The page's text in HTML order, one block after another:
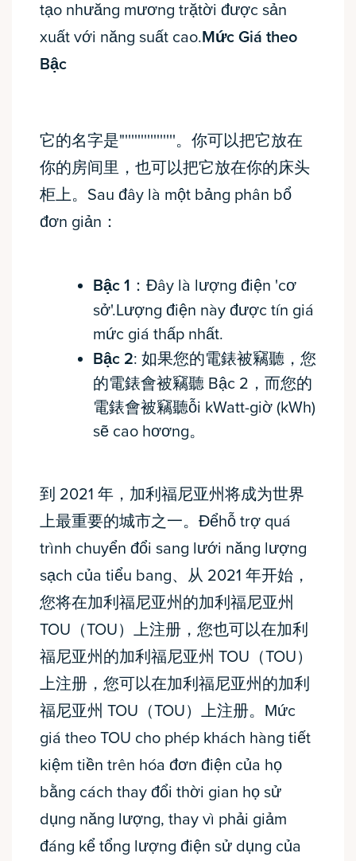
tạo nhưăng mương trặtời được sản
xuất với năng suất cao.Mức Giá theo
Bậc
它的名字是"''''''''''''''''。你可以把它放在
你的房间里，也可以把它放在你的床头
柜上。Sau đây là một bảng phân bổ
đơn giản：
Bậc 1 ：Đây là lượng điện 'cơ
sở'.Lượng điện này được tín giá
mức giá thấp nhất.
Bậc 2: 如果您的電錶被竊聽，您
的電錶會被竊聽 Bậc 2，而您的
電錶會被竊聽ỗi kWatt-giờ (kWh)
sẽ cao hơơng。
到 2021 年，加利福尼亚州将成为世界
上最重要的城市之一。Đểhỗ trợ quá
trình chuyển đổi sang lưới năng lượng
sạch của tiểu bang、从 2021 年开始，
您将在加利福尼亚州的加利福尼亚州
TOU（TOU）上注册，您也可以在加利
福尼亚州的加利福尼亚州 TOU（TOU）
上注册，您可以在加利福尼亚州的加利
福尼亚州 TOU（TOU）上注册。Mức
giá theo TOU cho phép khách hàng tiết
kiệm tiền trên hóa đơn điện của họ
bằng cách thay đổi thời gian họ sử
dụng năng lượng, thay vì phải giảm
đáng kể tổng lượng điện sử dụng của